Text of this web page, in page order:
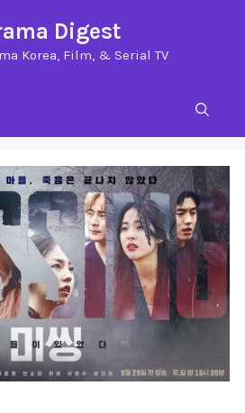
Digest
Korea, Film, & Serial TV